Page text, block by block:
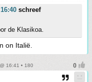
schreef
de Klasikoa.
on Italië.
16:41 • 180